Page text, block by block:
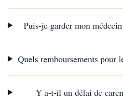
Puis-je garder mon
Quels remboursements pour
Y a-t-il un délai de